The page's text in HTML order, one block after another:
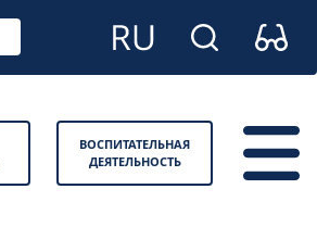
ВОСПИТАТЕЛЬНАЯ
ДЕЯТЕЛЬНОСТЬ